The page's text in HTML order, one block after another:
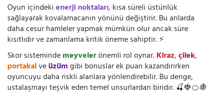
Oyun içindekienerji noktaları, kısa süreli üstünlük
sağlayarak kovalamacanın yönünü değiştirir. Bu anlarda
daha cesur hamleler yapmak mümkün olur ancak süre
kısıtlıdır ve zamanlama kritik öneme sahiptir. ⚡
Skor sistemindemeyvelerönemli rol oynar.Kiraz,çilek,
portakalveüzümgibi bonuslar ek puan kazandırırken
oyuncuyu daha riskli alanlara yönlendirebilir. Bu denge,
ustalaşmayı teşvik eden temel unsurlardan biridir. 🍒🍓🍊🍇